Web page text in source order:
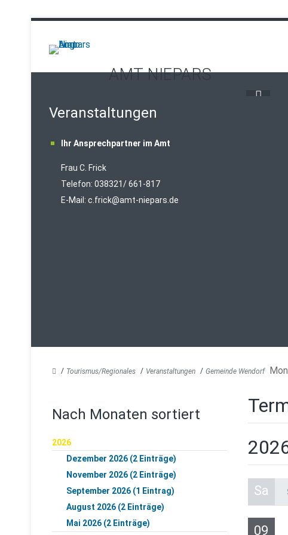
AMT NIEPARS
Veranstaltungen
Ihr Ansprechpartner im Amt
Frau C. Frick
Telefon: 038321/ 661-817
E-Mail: c.frick@amt-niepars.de
Tourismus/Regionales Veranstaltungen Gemeinde Wendorf
Sa
09
Nach Monaten sortiert
2026
Dezember 2026 (2 Einträge)
November 2026 (2 Einträge)
September 2026 (1 Eintrag)
August 2026 (2 Einträge)
Mai 2026 (2 Einträge)